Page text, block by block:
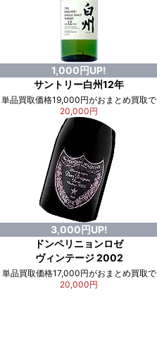
1,000円UP!
サントリー白州12年
単品買取価格19,000円がおまとめ買取で
20,000円
3,000円UP!
ドンペリニョンロゼ
ヴィンテージ 2002
単品買取価格17,000円がおまとめ買取で
20,000円